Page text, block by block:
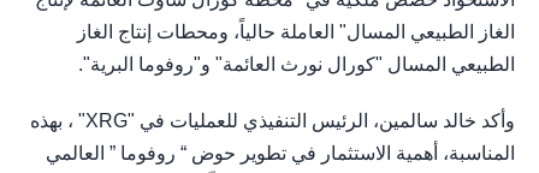
الغاز الطبيعي المسال" العاملة حالياً، ومحطات إنتاج الغاز
الطبيعي المسال "كورال نورث العائمة" و"روفوما البرية".
وأكد خالد سالمين، الرئيس التنفيذي للعمليات في "XRG" ، بهذه
المناسبة، أهمية الاستثمار في تطوير حوض “ روفوما ” العالمي